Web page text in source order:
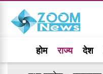
होम राज्य देश